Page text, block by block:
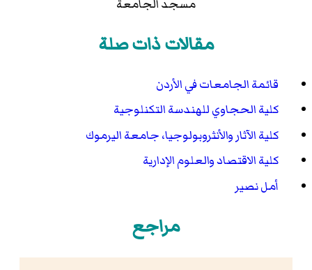
مسجد الجامعة
مقالات ذات صلة
قائمة الجامعات في الأردن
كلية الحجاوي للهندسة التكنلوجية
كلية الآثار والأنثروبولوجيا، جامعة اليرموك
كلية الاقتصاد والعلوم الإدارية
أمل نصير
مراجع